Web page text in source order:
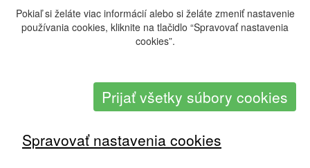
Detail pobytu| Overiť dostupnosť a cenu
Pokiaľ si želáte viac informácií alebo si želáte zmeniť nastavenie
používania cookies, kliknite na tlačidlo “Spravovať nastavenia
cookies”.
Prijať všetky súbory cookies
Spravovať nastavenia cookies